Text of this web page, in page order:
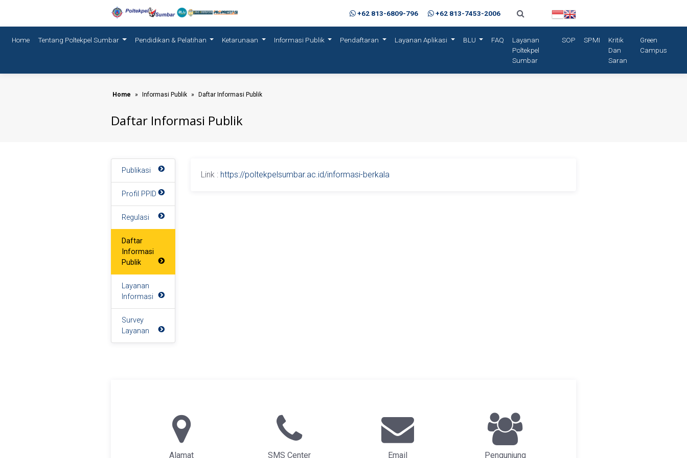
+62 813-6809-796 +62 813-7453-2006
Home(current)
Tentang Poltekpel Sumbar Pendidikan & Pelatihan Ketarunaan Informasi Publik Pendaftaran Layanan Aplikasi BLU FAQ
Layanan
Poltekpel
Sumbar
SOP SPMI
Kritik
Dan
Saran
Green
Campus
Home Informasi Publik Daftar Informasi Publik
Daftar Informasi Publik
Publikasi
Profil PPID
Regulasi
Daftar
Informasi
Publik
Layanan
Informasi
Survey
Layanan
Link : https://poltekpelsumbar.ac.id/informasi-berkala
Alamat SMS Center Email Pengunjung